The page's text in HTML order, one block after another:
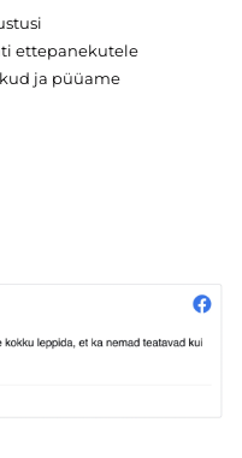
ettepanekutele
ja püüame